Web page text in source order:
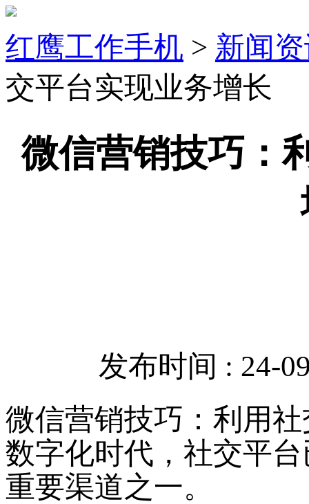
红鹰工作手机 > 新闻
交平台实现业务增长
微信营销技巧：
发布时间 : 24-
微信营销技巧：利用
数字化时代，社交平
重要渠道之一。